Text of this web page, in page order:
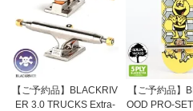
【ご予約品】BLACKRIV
ER 3.0 TRUCKS Extra-
【ご予約品】
OOD PRO-